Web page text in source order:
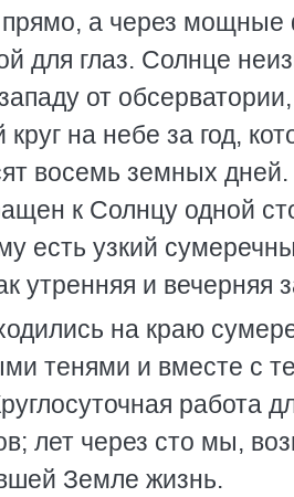
прямо, а через мощные
для глаз. Солнце
от
круг на небе за год,
восемь земных
к Солнцу одной
есть узкий
утренняя и вечерняя
на краю
тенями и вместе с
работа
лет через сто мы,
Земле жизнь.